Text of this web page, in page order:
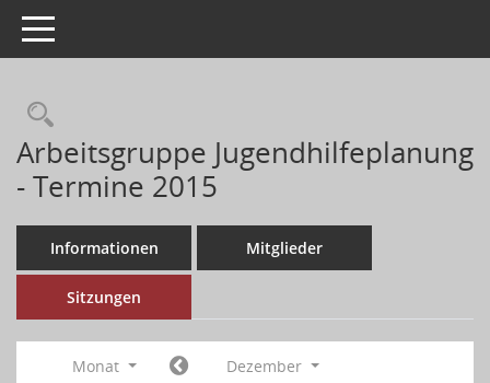
Toggle navigation
Arbeitsgruppe Jugendhilfeplanung
- Termine 2015
Informationen Mitglieder
Sitzungen
Monat
Dezember